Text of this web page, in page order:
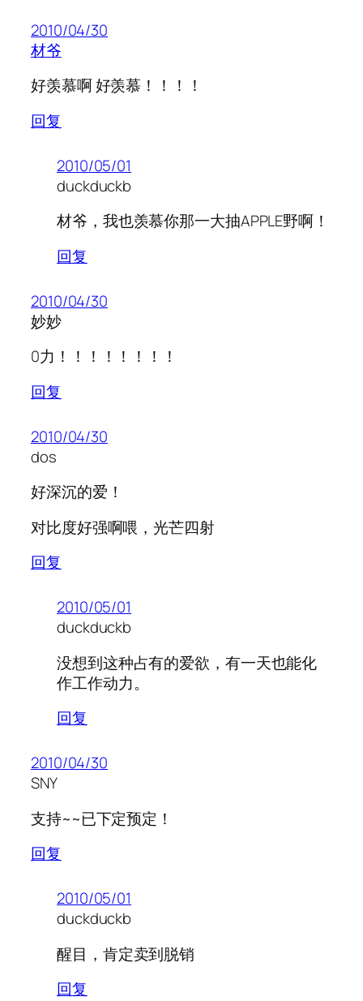
2010/04/30
材爷
好羡慕啊 好羡慕！！！！
回复
2010/05/01
duckduckb
材爷，我也羡慕你那一大抽APPLE野啊！
回复
2010/04/30
妙妙
0力！！！！！！！！
回复
2010/04/30
dos
好深沉的爱！
对比度好强啊喂，光芒四射
回复
2010/05/01
duckduckb
没想到这种占有的爱欲，有一天也能化
作工作动力。
回复
2010/04/30
SNY
支持~~已下定预定！
回复
2010/05/01
duckduckb
醒目，肯定卖到脱销
回复